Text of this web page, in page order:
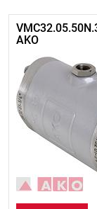
AKO